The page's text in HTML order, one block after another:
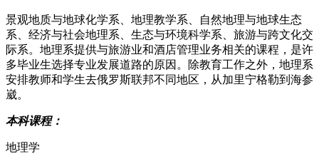
景观地质与地球化学系、地理教学系、自然地理与地球生态
系、经济与社会地理系、生态与环境科学系、旅游与跨文化交
际系。地理系提供与旅游业和酒店管理业务相关的课程，是许
多毕业生选择专业发展道路的原因。除教育工作之外，地理系
安排教师和学生去俄罗斯联邦不同地区，从加里宁格勒到海参
崴。
本科课程：
地理学